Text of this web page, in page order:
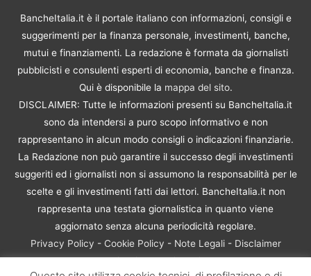
BancheItalia.it è il portale italiano con informazioni, consigli e
suggerimenti per la finanza personale, investimenti, banche,
mutui e finanziamenti. La redazione è formata da giornalisti
pubblicisti e consulenti esperti di economia, banche e finanza.
Qui è disponibile la mappa del sito.
DISCLAIMER: Tutte le informazioni presenti su BancheItalia.it
sono da intendersi a puro scopo informativo e non
rappresentano in alcun modo consigli o indicazioni finanziarie.
La Redazione non può garantire il successo degli investimenti
suggeriti ed i giornalisti non si assumono la responsabilità per le
scelte e gli investimenti fatti dai lettori. BancheItalia.it non
rappresenta una testata giornalistica in quanto viene
aggiornato senza alcuna periodicità regolare.
Privacy Policy - Cookie Policy - Note Legali- Disclaimer
Rischio Investimenti